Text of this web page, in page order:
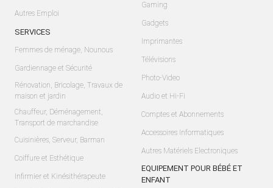
Autres Emploi
SERVICES
Femmes de ménage, Nounous
Gardiennage et Sécurité
Rénovation, Bricolage, Travaux de
maison et jardin
Chauffeur, Déménagement,
Transport de marchandise
Cuisinières, Serveur, Barman
Coiffure et Esthétique
Infirmier et Kinésithérapeute
Gaming
Gadgets
Imprimantes
Télévisions
Photo-Video
Audio et Hi-Fi
Comptes et Abonnements
Accessoires Informatiques
Autres Matériels Electroniques
EQUIPEMENT POUR BÉBÉ ET
ENFANT